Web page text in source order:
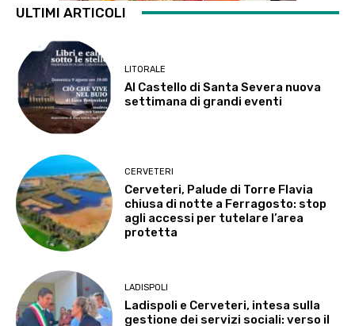
ULTIMI ARTICOLI
LITORALE
Al Castello di Santa Severa nuova
settimana di grandi eventi
CERVETERI
Cerveteri, Palude di Torre Flavia
chiusa di notte a Ferragosto: stop
agli accessi per tutelare l’area
protetta
LADISPOLI
Ladispoli e Cerveteri, intesa sulla
gestione dei servizi sociali: verso il